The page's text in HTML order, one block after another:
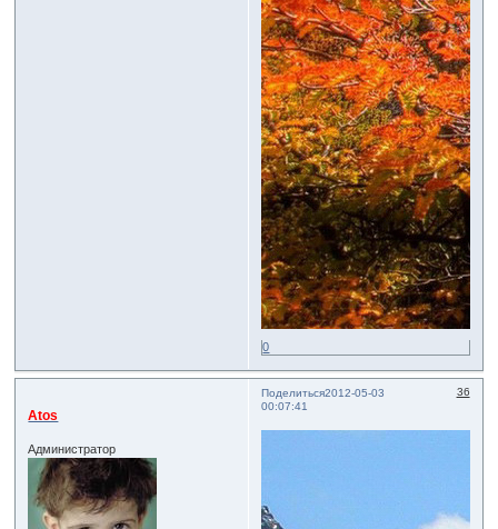
0
Поделиться 36
2012-05-03
00:07:41
Atos
Администратор